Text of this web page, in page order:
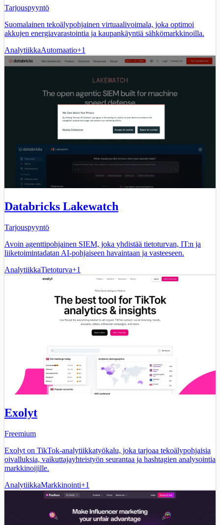
Tarjouspyyntö
Suomalainen tekoälypohjainen virtuaalivoimala, joka optimoi
akkujen energiavarastointia ja kaupankäyntiä sähkömarkkinoilla.
AnalytiikkaAutomaatio+1
Databricks Lakewatch
Tarjouspyyntö
Avoin agenttipohjainen SIEM, joka yhdistää tietoturvan, IT:n ja
liiketoimintadatan AI-pohjaiseen havaintaan ja vasteeseen.
AnalytiikkaTietoturva+1
Exolyt
Freemium
Exolyt on TikTok-analytiikkatyökalu, joka tarjoaa tekoälypohjaisia
oivalluksia, vaikuttajayhteistyön seurantaa ja hashtagien analysointia
markkinoijille.
AnalytiikkaMarkkinointi+1